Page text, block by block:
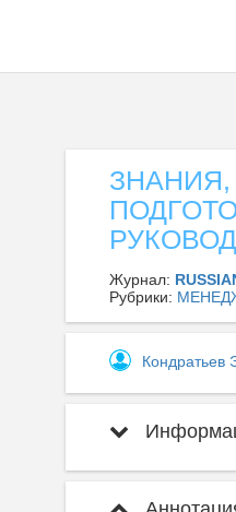
Журнал:
Рубрики:
Кондратьев